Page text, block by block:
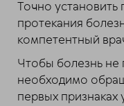
Точно
протекания
компетентный
Чтобы болезнь не
необходимо
первых признаках